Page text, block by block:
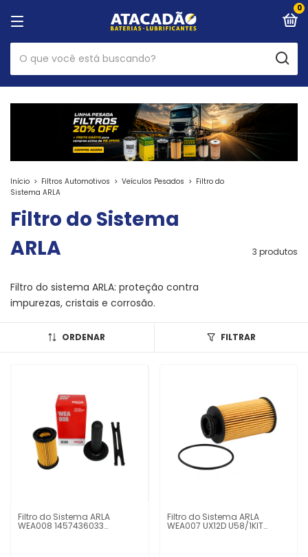
0
Início > Filtros Automotivos > Veículos Pesados > Filtro do
Sistema ARLA
Filtro do Sistema
ARLA
Filtro do sistema ARLA: proteção contra
impurezas, cristais e corrosão.
3 produtos
ORDENAR FILTRAR
Filtro do Sistema ARLA
WEA008 1457436033
Filtro do Sistema ARLA
WEA007 UX12D U58/1KIT